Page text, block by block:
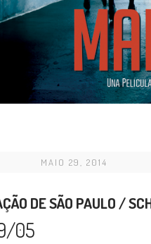
MAIO 29, 2014
DE SÃO PAULO /
05